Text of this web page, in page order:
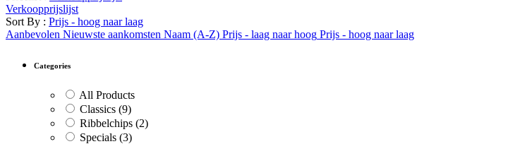
Verkoopprijslijst
Sort By : Prijs - hoog naar laag
Aanbevolen Nieuwste aankomsten Naam (A-Z) Prijs - laag naar hoog Prijs - hoog naar laag
Categories
All Products
Classics (9)
Ribbelchips (2)
Specials (3)